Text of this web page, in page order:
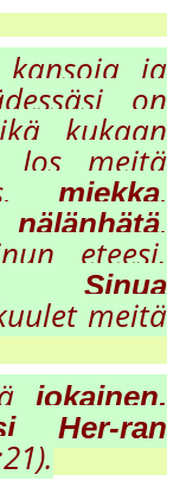
ja
on
kukaan
Jos meitä
miekka,
nälänhätä,
eteesi.
Sinua
meitä
jokainen,
Her-ran